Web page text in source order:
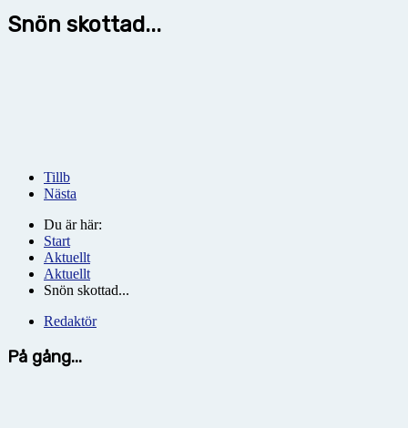
Snön skottad...
Tillb
Nästa
Du är här:
Start
Aktuellt
Aktuellt
Snön skottad...
Redaktör
På gång...